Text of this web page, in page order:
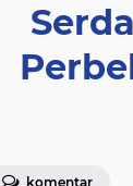
komentar